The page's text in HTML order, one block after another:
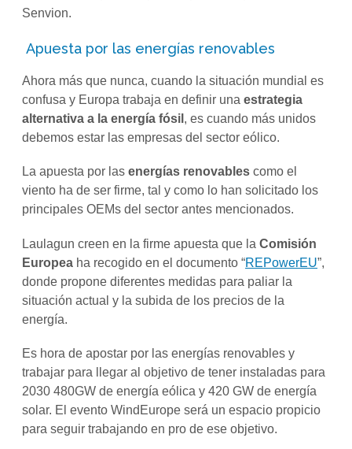
Senvion.
Apuesta por las energías renovables
Ahora más que nunca, cuando la situación mundial es
confusa y Europa trabaja en definir una estrategia
alternativa a la energía fósil , es cuando más unidos
debemos estar las empresas del sector eólico.
La apuesta por las energías renovables como el
viento ha de ser firme, tal y como lo han solicitado los
principales OEMs del sector antes mencionados.
Laulagun creen en la firme apuesta que la Comisión
Europea ha recogido en el documento “REPowerEU”,
donde propone diferentes medidas para paliar la
situación actual y la subida de los precios de la
energía.
Es hora de apostar por las energías renovables y
trabajar para llegar al objetivo de tener instaladas para
2030 480GW de energía eólica y 420 GW de energía
solar. El evento WindEurope será un espacio propicio
para seguir trabajando en pro de ese objetivo.